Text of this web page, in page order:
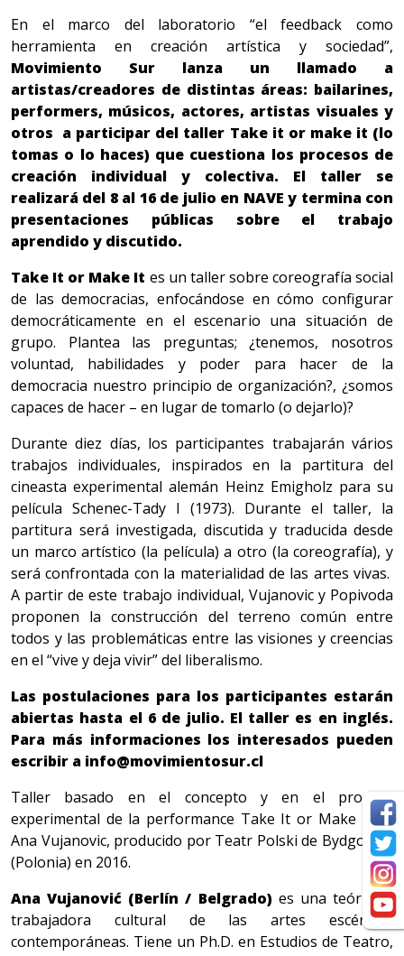
En el marco del laboratorio “el feedback como
herramienta en creación artística y sociedad”,
Movimiento Sur lanza un llamado a
artistas/creadores de distintas áreas: bailarines,
performers, músicos, actores, artistas visuales y
otros a participar del taller Take it or make it (lo
tomas o lo haces) que cuestiona los procesos de
creación individual y colectiva. El taller se
realizará del 8 al 16 de julio en NAVE y termina con
presentaciones públicas sobre el trabajo
aprendido y discutido.
Take It or Make It es un taller sobre coreografía social
de las democracias, enfocándose en cómo configurar
democráticamente en el escenario una situación de
grupo. Plantea las preguntas; ¿tenemos, nosotros
voluntad, habilidades y poder para hacer de la
democracia nuestro principio de organización?, ¿somos
capaces de hacer – en lugar de tomarlo (o dejarlo)?
Durante diez días, los participantes trabajarán vários
trabajos individuales, inspirados en la partitura del
cineasta experimental alemán Heinz Emigholz para su
película Schenec-Tady I (1973). Durante el taller, la
partitura será investigada, discutida y traducida desde
un marco artístico (la película) a otro (la coreografía), y
será confrontada con la materialidad de las artes vivas.
A partir de este trabajo individual, Vujanovic y Popivoda
proponen la construcción del terreno común entre
todos y las problemáticas entre las visiones y creencias
en el “vive y deja vivir” del liberalismo.
Las postulaciones para los participantes estarán
abiertas hasta el 6 de julio. El taller es en inglés.
Para más informaciones los interesados pueden
escribir a info@movimientosur.cl
Taller basado en el concepto y en el proceso
experimental de la performance Take It or Make it de
Ana Vujanovic, producido por Teatr Polski de Bydgoszcz
(Polonia) en 2016.
Ana Vujanović (Berlín / Belgrado) es una teórica y
trabajadora cultural de las artes escénicas
contemporáneas. Tiene un Ph.D. en Estudios de Teatro,